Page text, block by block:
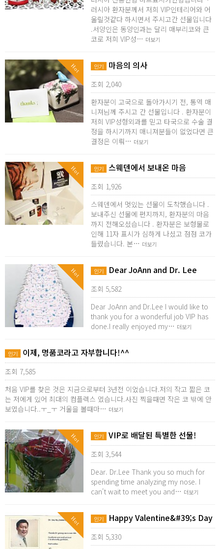
러시아 환자분께서 저희 VIP인테리어와 어
울릴것같다 하시면서 주시고간 선물입니다
.서양인은 동양인과는 달리 매부리코와 큰
코로 저희 VIP성… 더보기
Hot 인기 마음의 의사
조회 2,040
환자분이 고국으로 돌아가시기 전, 통역 매
니져님께 주시고 간 선물입니다 . 환자분이
저희 VIP성형외과를 믿고 타국으로 수술 결
정을 하시기까지 매니져분들이 없었다면 큰
결정은 이뤄… 더보기
Hot 인기 스웨덴에서 보내온 마음
조회 1,926
스웨덴에서 멋있는 선물이 도착했습니다 .
보내주신 선물에 편지까지, 환자분의 마음
까지 전해오셨습니다 . 환자분은 보형물로
인해 11자 표시가 심하게 나셨고 점점 코가
들렸습니다. 본… 더보기
Hot 인기 Dear JoAnn and Dr. Lee
조회 5,582
Dear JoAnn and Dr.Lee I would like to
thank you for a wonderful job VIP has
done.I really enjoyed my… 더보기
인기 이제, 명품코라고 자부합니다!^^
조회 7,585
처음 VIP를 찾은 것은 지금으로부터 3년전 이었습니다.저의 작고 짧은 코
는 저에게 있어 최대의 컴플렉스 였습니다.사진 찍을때면 작은 코 밖에 안
보였습니다..ㅜ_ㅜ 거울을 볼때마… 더보기
Hot 인기 VIP로 배달된 특별한 선물!
조회 3,544
Dear. Dr.Lee Thank you so much for
spending time analyzing my nose. I
can't wait to meet you and… 더보기
Hot 인기 Happy Valentine&#39;s Day
조회 5,330